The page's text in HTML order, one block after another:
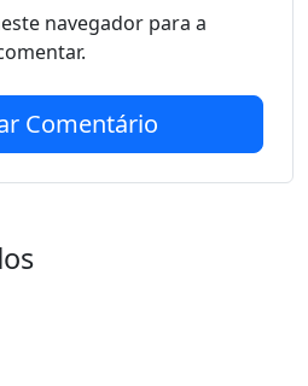
navegador para a
Comentário